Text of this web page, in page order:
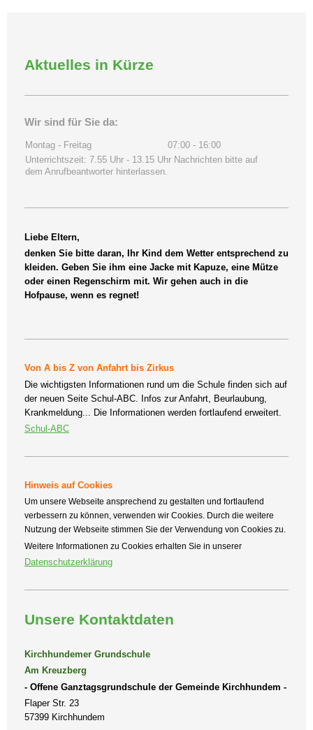
Aktuelles in Kürze
Wir sind für Sie da:
Montag - Freitag 07:00 - 16:00
Unterrichtszeit: 7.55 Uhr - 13.15 Uhr Nachrichten bitte auf
dem Anrufbeantworter hinterlassen.
Liebe Eltern,
denken Sie bitte daran, Ihr Kind dem Wetter entsprechend zu
kleiden. Geben Sie ihm eine Jacke mit Kapuze, eine Mütze
oder einen Regenschirm mit. Wir gehen auch in die
Hofpause, wenn es regnet!
Von A bis Z von Anfahrt bis Zirkus
Die wichtigsten Informationen rund um die Schule finden sich auf
der neuen Seite Schul-ABC. Infos zur Anfahrt, Beurlaubung,
Krankmeldung... Die Informationen werden fortlaufend erweitert.
Schul-ABC
Hinweis auf Cookies
Um unsere Webseite ansprechend zu gestalten und fortlaufend
verbessern zu können, verwenden wir Cookies. Durch die weitere
Nutzung der Webseite stimmen Sie der Verwendung von Cookies zu.
Weitere Informationen zu Cookies erhalten Sie in unserer
Datenschutzerklärung
Unsere Kontaktdaten
Kirchhundemer Grundschule
Am Kreuzberg
- Offene Ganztagsgrundschule der Gemeinde Kirchhundem -
Flaper Str. 23
57399 Kirchhundem